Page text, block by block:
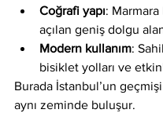
Coğrafi yapı: Marmara
açılan geniş dolgu
Modern kullanım:
bisiklet yolları ve
Burada İstanbul’un
aynı zeminde buluşur.